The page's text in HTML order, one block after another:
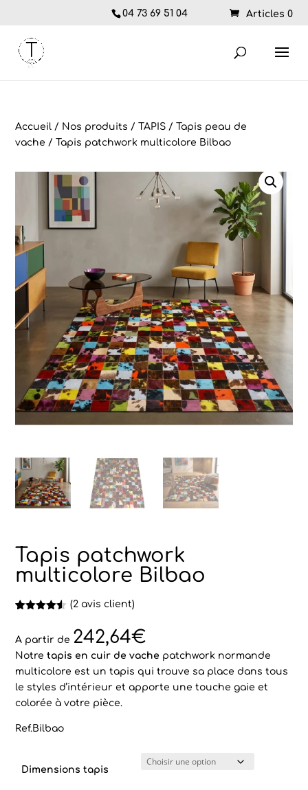
04 73 69 51 04 Articles 0
Accueil / Nos produits / TAPIS / Tapis peau de
vache / Tapis patchwork multicolore Bilbao
Tapis patchwork
multicolore Bilbao
basé sur
notations
client
(2 avis client)
A partir de 242,64€
Notretapis en cuir de vache patchwork normande
multicolore est un tapis qui trouve sa place dans tous
le styles d’intérieur et apporte une touche gaie et
colorée à votre pièce.
Ref.Bilbao
Dimensions tapis